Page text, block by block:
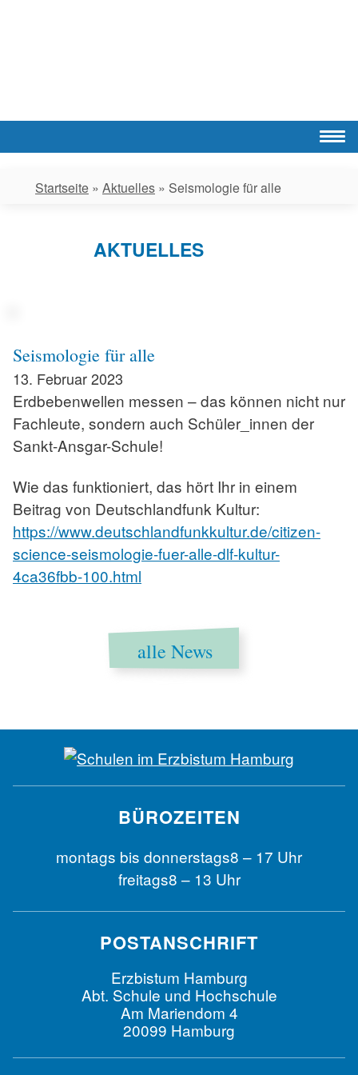
Startseite » Aktuelles » Seismologie für alle
AKTUELLES
Seismologie für alle
13. Februar 2023
Erdbebenwellen messen – das können nicht nur
Fachleute, sondern auch Schüler_innen der
Sankt-Ansgar-Schule!
Wie das funktioniert, das hört Ihr in einem
Beitrag von Deutschlandfunk Kultur:
https://www.deutschlandfunkkultur.de/citizen-
science-seismologie-fuer-alle-dlf-kultur-
4ca36fbb-100.html
alle News
BÜROZEITEN
montags bis donnerstags8 – 17 Uhr
freitags8 – 13 Uhr
POSTANSCHRIFT
Erzbistum Hamburg
Abt. Schule und Hochschule
Am Mariendom 4
20099 Hamburg